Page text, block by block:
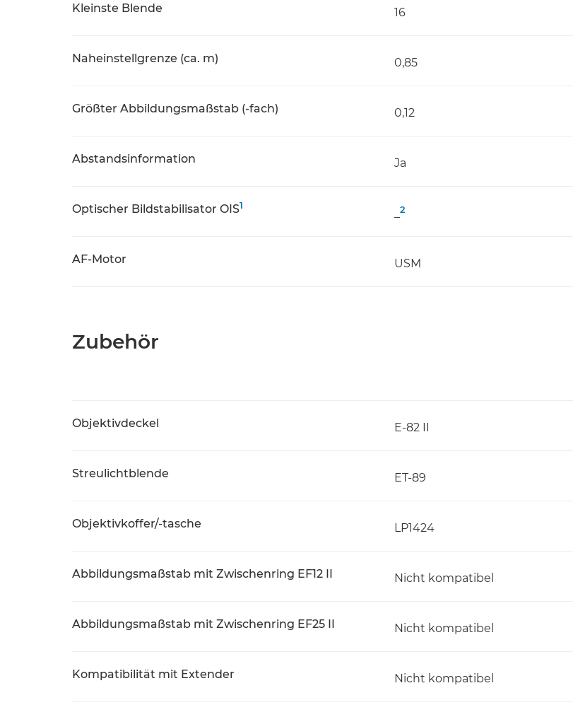
Kleinste Blende 16
Naheinstellgrenze (ca. m) 0,85
Größter Abbildungsmaßstab (-fach) 0,12
Abstandsinformation Ja
Optischer Bildstabilisator OIS1 2
AF-Motor USM
Zubehör
Objektivdeckel E-82 II
Streulichtblende ET-89
Objektivkoffer/-tasche LP1424
Abbildungsmaßstab mit Zwischenring EF12 II Nicht kompatibel
Abbildungsmaßstab mit Zwischenring EF25 II Nicht kompatibel
Kompatibilität mit Extender Nicht kompatibel